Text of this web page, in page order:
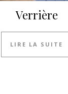
Verrière
LIRE LA SUITE